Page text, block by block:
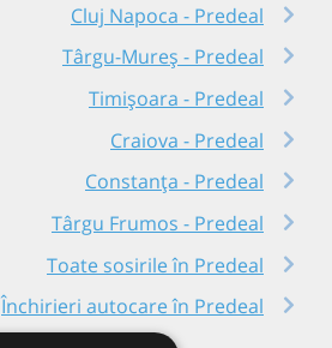
Cluj Napoca - Predeal
Târgu-Mureș - Predeal
Timișoara - Predeal
Craiova - Predeal
Constanța - Predeal
Târgu Frumos - Predeal
Toate sosirile în Predeal
Închirieri autocare în Predeal